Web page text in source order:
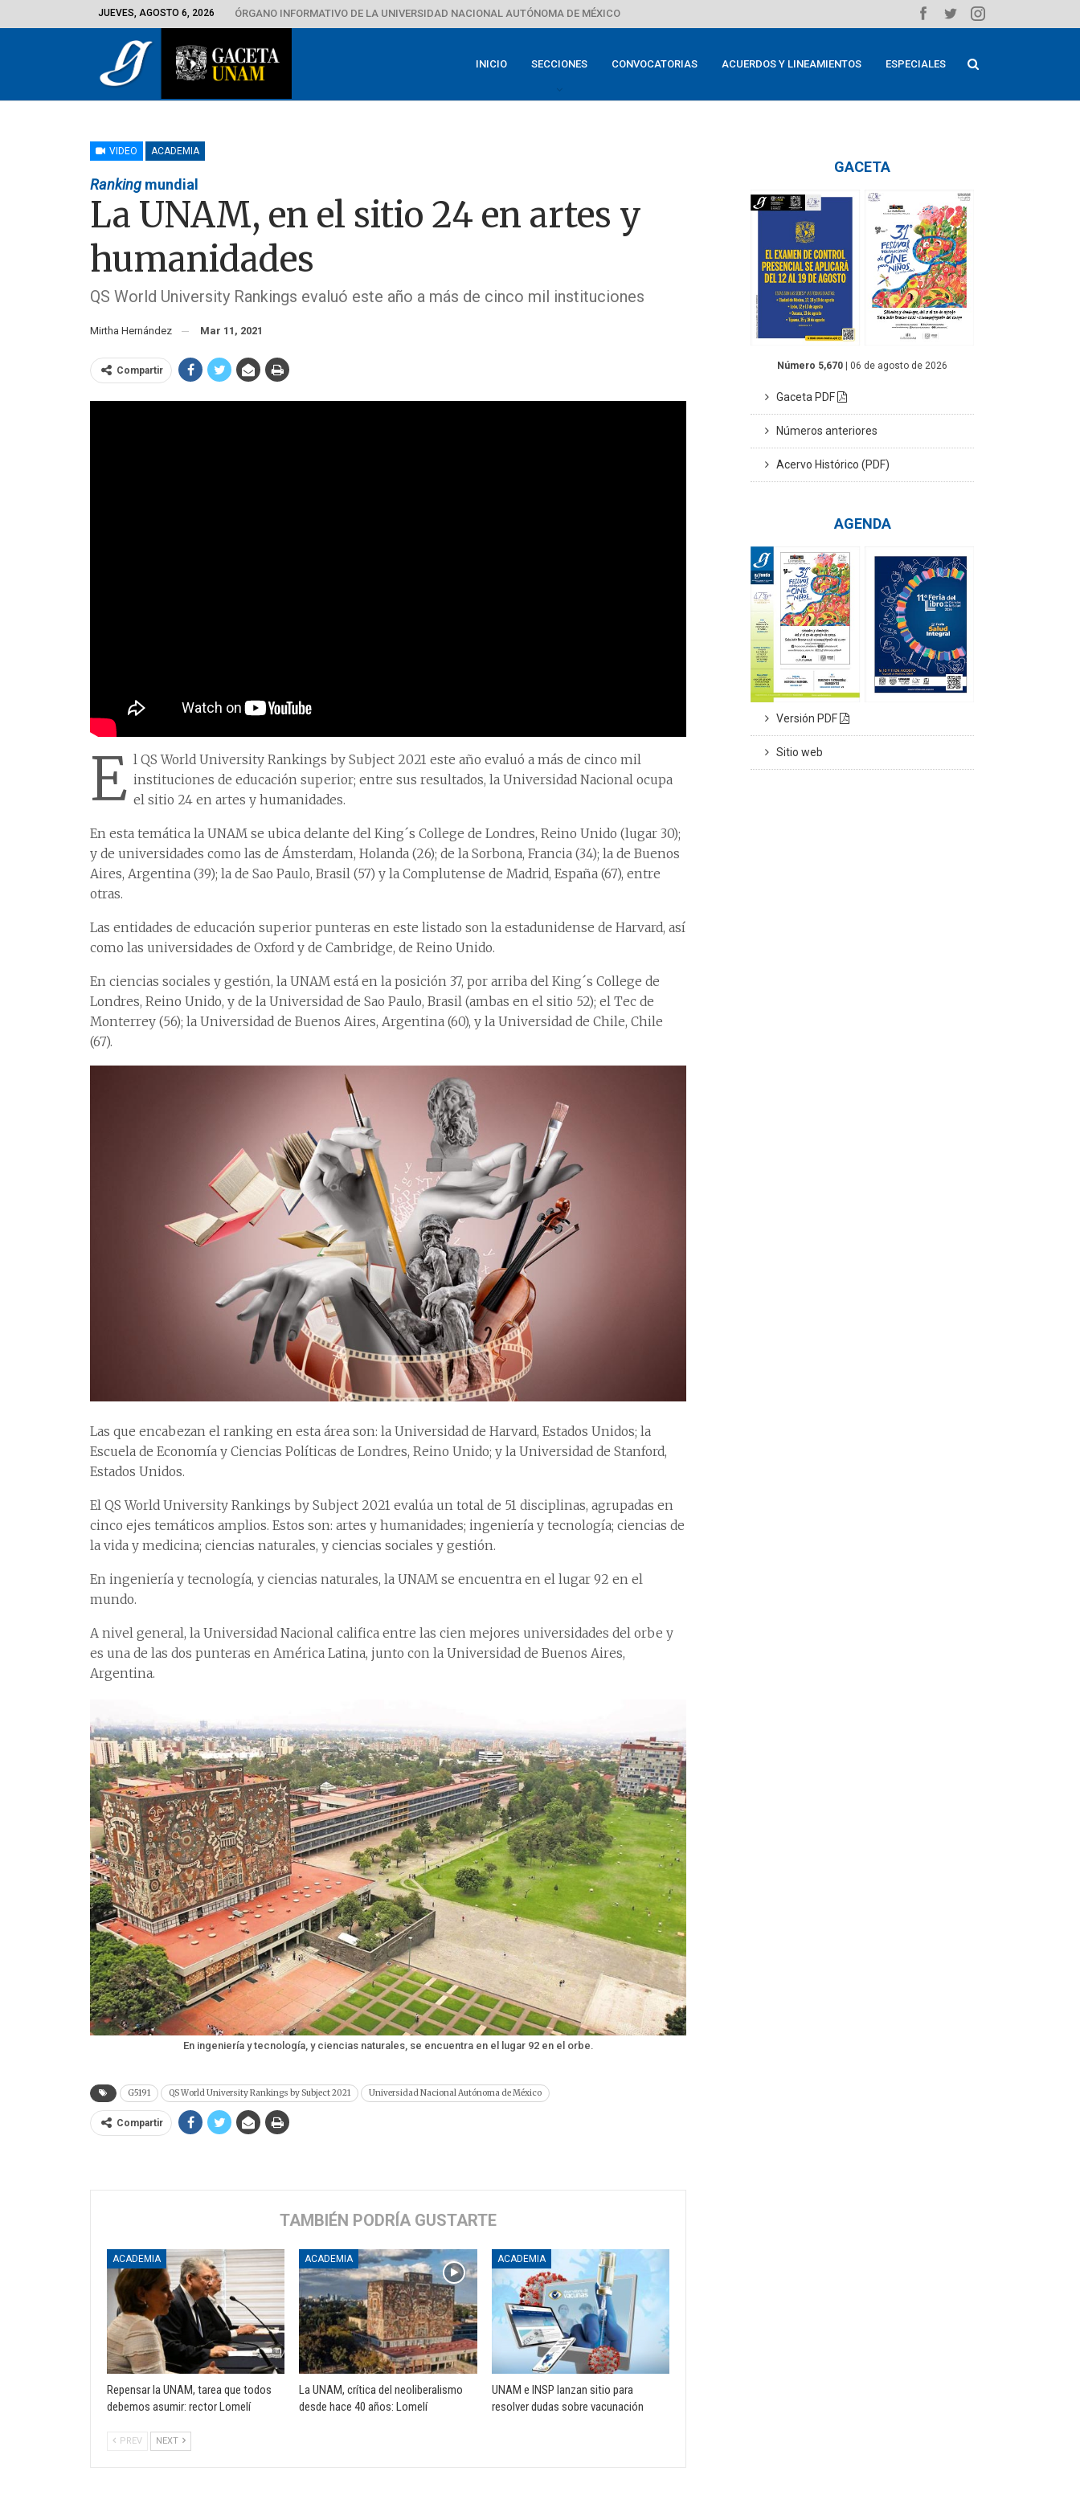
JUEVES, AGOSTO 6, 2026 ÓRGANO INFORMATIVO DE LA UNIVERSIDAD NACIONAL AUTÓNOMA DE MÉXICO
INICIO SECCIONES CONVOCATORIAS ACUERDOS Y LINEAMIENTOS ESPECIALES
VIDEO ACADEMIA
Ranking mundial
La UNAM, en el sitio 24 en artes y
humanidades
QS World University Rankings evaluó este año a más de cinco mil instituciones
Mirtha Hernández Mar 11, 2021
Compartir
E l QS World University Rankings by Subject 2021 este año evaluó a más de cinco mil
instituciones de educación superior; entre sus resultados, la Universidad Nacional ocupa
el sitio 24 en artes y humanidades.
En esta temática la UNAM se ubica delante del King´s College de Londres, Reino Unido (lugar 30);
y de universidades como las de Ámsterdam, Holanda (26); de la Sorbona, Francia (34); la de Buenos
Aires, Argentina (39); la de Sao Paulo, Brasil (57) y la Complutense de Madrid, España (67), entre
otras.
Las entidades de educación superior punteras en este listado son la estadunidense de Harvard, así
como las universidades de Oxford y de Cambridge, de Reino Unido.
En ciencias sociales y gestión, la UNAM está en la posición 37, por arriba del King´s College de
Londres, Reino Unido, y de la Universidad de Sao Paulo, Brasil (ambas en el sitio 52); el Tec de
Monterrey (56); la Universidad de Buenos Aires, Argentina (60), y la Universidad de Chile, Chile
(67).
Las que encabezan el ranking en esta área son: la Universidad de Harvard, Estados Unidos; la
Escuela de Economía y Ciencias Políticas de Londres, Reino Unido; y la Universidad de Stanford,
Estados Unidos.
El QS World University Rankings by Subject 2021 evalúa un total de 51 disciplinas, agrupadas en
cinco ejes temáticos amplios. Estos son: artes y humanidades; ingeniería y tecnología; ciencias de
la vida y medicina; ciencias naturales, y ciencias sociales y gestión.
En ingeniería y tecnología, y ciencias naturales, la UNAM se encuentra en el lugar 92 en el
mundo.
A nivel general, la Universidad Nacional califica entre las cien mejores universidades del orbe y
es una de las dos punteras en América Latina, junto con la Universidad de Buenos Aires,
Argentina.
En ingeniería y tecnología, y ciencias naturales, se encuentra en el lugar 92 en el orbe.
G5191 QS World University Rankings by Subject 2021 Universidad Nacional Autónoma de México
Compartir
TAMBIÉN PODRÍA GUSTARTE
ACADEMIA
Repensar la UNAM, tarea que todos
debemos asumir: rector Lomelí
ACADEMIA
La UNAM, crítica del neoliberalismo
desde hace 40 años: Lomelí
ACADEMIA
UNAM e INSP lanzan sitio para
resolver dudas sobre vacunación
PREV NEXT
GACETA
Número 5,670 | 06 de agosto de 2026
Gaceta PDF
Números anteriores
Acervo Histórico (PDF)
AGENDA
Versión PDF
Sitio web